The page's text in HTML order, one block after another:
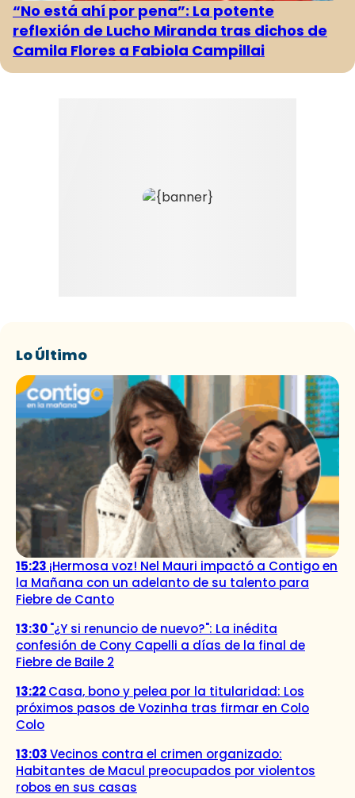
“No está ahí por pena”: La potente
reflexión de Lucho Miranda tras dichos de
Camila Flores a Fabiola Campillai
Lo Último
15:23 ¡Hermosa voz! Nel Mauri impactó a Contigo en
la Mañana con un adelanto de su talento para
Fiebre de Canto
13:30"¿Y si renuncio de nuevo?": La inédita
confesión de Cony Capelli a días de la final de
Fiebre de Baile 2
13:22Casa, bono y pelea por la titularidad: Los
próximos pasos de Vozinha tras firmar en Colo
Colo
13:03Vecinos contra el crimen organizado:
Habitantes de Macul preocupados por violentos
robos en sus casas